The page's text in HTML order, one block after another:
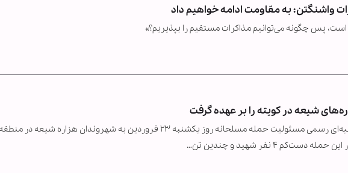
واشنگتن: به مقاومت ادامه خواهیم داد
پس چگونه می‌توانیم مذاکرات مستقیم را بپذیریم؟»
شیعه در کویته را بر عهده گرفت
گروه تروریستی داعش با انتشار بیانیه‌ای رسمی مسئولیت حمله مسلحانه روز یکشنبه ۲۳ فروردین به شهروندان هزاره شیعه در
۴ نفر شهید و چندین تن…